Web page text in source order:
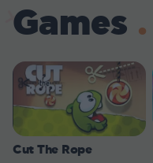
Games
Cut The Rope